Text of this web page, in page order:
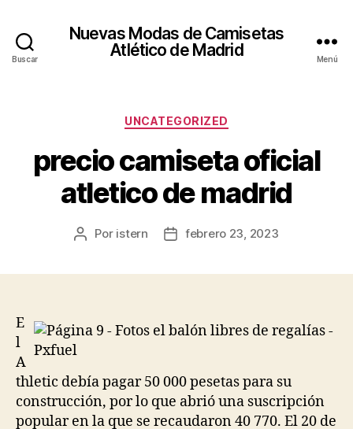
Buscar
Nuevas Modas de Camisetas
Atlético de Madrid
Menú
Categorías
UNCATEGORIZED
precio camiseta oficial
atletico de madrid
Autor
Por istern
Fechafebrero 23, 2023
E
l
A
thletic debía pagar 50 000 pesetas para su
construcción, por lo que abrió una suscripción
popular en la que se recaudaron 40 770. El 20 de